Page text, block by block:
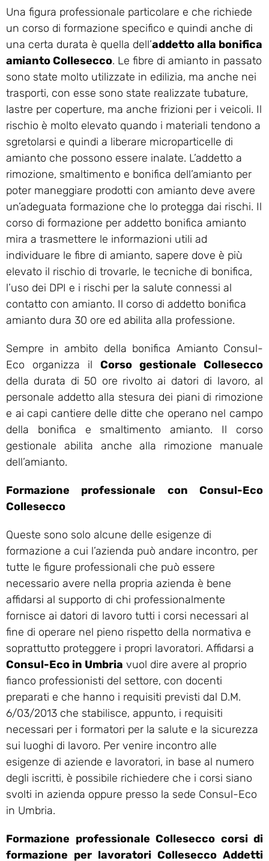
Una figura professionale particolare e che richiede
un corso di formazione specifico e quindi anche di
una certa durata è quella dell’addetto alla bonifica
amianto Collesecco. Le fibre di amianto in passato
sono state molto utilizzate in edilizia, ma anche nei
trasporti, con esse sono state realizzate tubature,
lastre per coperture, ma anche frizioni per i veicoli. Il
rischio è molto elevato quando i materiali tendono a
sgretolarsi e quindi a liberare microparticelle di
amianto che possono essere inalate. L’addetto a
rimozione, smaltimento e bonifica dell’amianto per
poter maneggiare prodotti con amianto deve avere
un’adeguata formazione che lo protegga dai rischi. Il
corso di formazione per addetto bonifica amianto
mira a trasmettere le informazioni utili ad
individuare le fibre di amianto, sapere dove è più
elevato il rischio di trovarle, le tecniche di bonifica,
l’uso dei DPI e i rischi per la salute connessi al
contatto con amianto. Il corso di addetto bonifica
amianto dura 30 ore ed abilita alla professione.
Sempre in ambito della bonifica Amianto Consul-
Eco organizza il Corso gestionale Collesecco
della durata di 50 ore rivolto ai datori di lavoro, al
personale addetto alla stesura dei piani di rimozione
e ai capi cantiere delle ditte che operano nel campo
della bonifica e smaltimento amianto. Il corso
gestionale abilita anche alla rimozione manuale
dell’amianto.
Formazione professionale con Consul-Eco
Collesecco
Queste sono solo alcune delle esigenze di
formazione a cui l’azienda può andare incontro, per
tutte le figure professionali che può essere
necessario avere nella propria azienda è bene
affidarsi al supporto di chi professionalmente
fornisce ai datori di lavoro tutti i corsi necessari al
fine di operare nel pieno rispetto della normativa e
soprattutto proteggere i propri lavoratori. Affidarsi a
Consul-Eco in Umbria vuol dire avere al proprio
fianco professionisti del settore, con docenti
preparati e che hanno i requisiti previsti dal D.M.
6/03/2013 che stabilisce, appunto, i requisiti
necessari per i formatori per la salute e la sicurezza
sui luoghi di lavoro. Per venire incontro alle
esigenze di aziende e lavoratori, in base al numero
degli iscritti, è possibile richiedere che i corsi siano
svolti in azienda oppure presso la sede Consul-Eco
in Umbria.
Formazione professionale Collesecco corsi di
formazione per lavoratori Collesecco Addetti